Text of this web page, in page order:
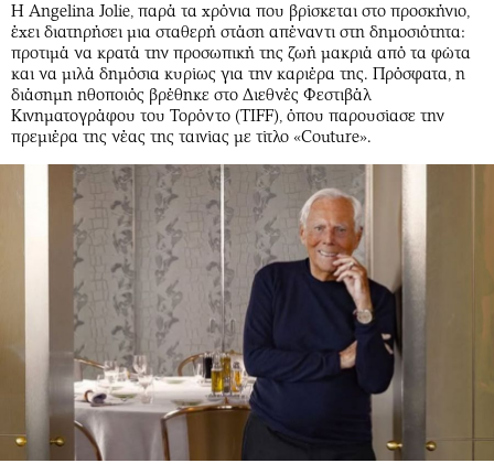
Η Angelina Jolie, παρά τα χρόνια που βρίσκεται στο προσκήνιο,
έχει διατηρήσει μια σταθερή στάση απέναντι στη δημοσιότητα:
προτιμά να κρατά την προσωπική της ζωή μακριά από τα φώτα
και να μιλά δημόσια κυρίως για την καριέρα της. Πρόσφατα, η
διάσημη ηθοποιός βρέθηκε στο Διεθνές Φεστιβάλ
Κινηματογράφου του Τορόντο (TIFF), όπου παρουσίασε την
πρεμιέρα της νέας της ταινίας με τίτλο «Couture».